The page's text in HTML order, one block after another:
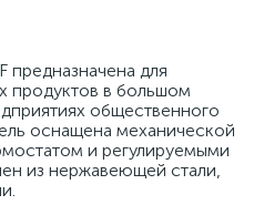
предназначена для
продуктов в большом
общественного
оснащена механической
и регулируемыми
из нержавеющей стали,